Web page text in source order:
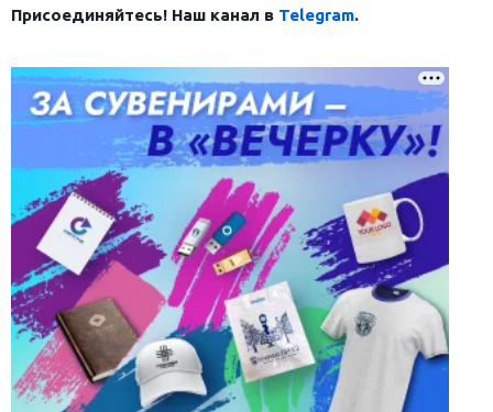
Присоединяйтесь! Наш канал в Telegram.